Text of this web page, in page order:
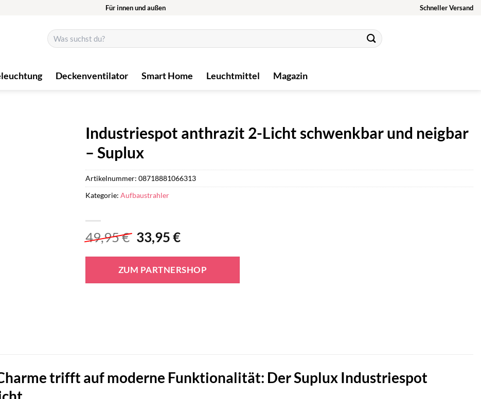
Für innen und außen Schneller Versand
Suchen
nach:
Deckenventilator Smart Home Leuchtmittel Magazin
Industriespot anthrazit 2-Licht schwenkbar und neigbar
– Suplux
49,95€ Ursprünglicher
war:
49,95 €
33,95€Aktueller
ist:
33,95 €.
ZUM PARTNERSHOP
Artikelnummer: 08718881066313
Kategorie: Aufbaustrahler
trifft auf moderne Funktionalität: Der Suplux Industriespot